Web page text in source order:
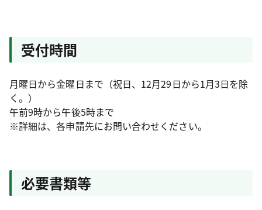
受付時間
月曜日から金曜日まで（祝日、12月29日から1月3日を除
く。）
午前9時から午後5時まで
※詳細は、各申請先にお問い合わせください。
必要書類等